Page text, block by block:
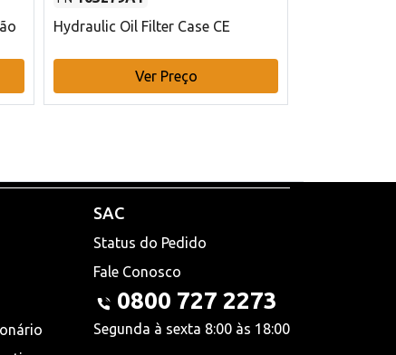
Hydraulic Oil Filter Case CE
Ver Preço
SAC
Status do Pedido
Fale Conosco
0800 727 2273
Segunda à sexta 8:00 às 18:00